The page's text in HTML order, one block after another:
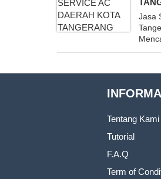
Jasa
Tentang Kami
Tutorial
F.A.Q
Term of